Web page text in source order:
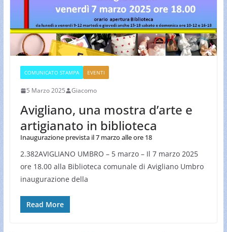
COMUNICATO STAMPA EVENTI
5 Marzo 2025 Giacomo
Avigliano, una mostra d’arte e
artigianato in biblioteca
Inaugurazione prevista il 7 marzo alle ore 18
2.382AVIGLIANO UMBRO – 5 marzo – Il 7 marzo 2025
ore 18.00 alla Biblioteca comunale di Avigliano Umbro
inaugurazione della
Read More